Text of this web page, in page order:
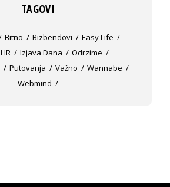
TAGOVI
Bitno Bizbendovi
Easy Life
HR Izjava Dana
Odrzime
Putovanja Važno
Wannabe
Webmind